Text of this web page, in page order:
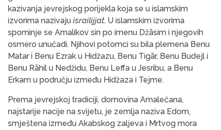
kazivanja jevrejskog porijekla koja se u islamskim
izvorima nazivaju israilijjat. U islamskim izvorima
spominje se Amalikov sin po imenu Džāsim i njegovih
osmero unučadi. Njihovi potomci su bila plemena Benu
Matar i Benu Ezrak u Hidžazu, Benu Tigār, Benu Budejl i
Benu Rāhil u Nedžidu, Benu Leffa u Jesribu, a Benu
Erkam u području između Hidžaza i Tejme.
Prema jevrejskoj tradiciji, domovina Amalečana,
najstarije nacije na svijetu, je zemlja naziva Edom,
smještena između Akabskog zaljeva i Mrtvog mora